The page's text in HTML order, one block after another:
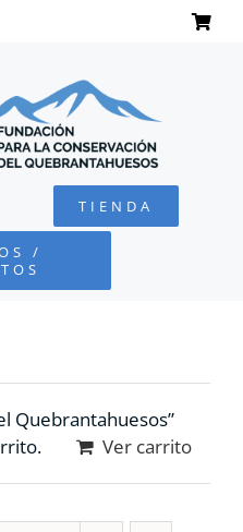
TIENDA
/
Quebrantahuesos”
Ver carrito